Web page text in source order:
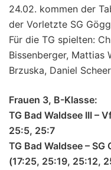
24.02. kommen der
der Vorletzte SG
Für die TG spielten:
Bissenberger, Mattias
Brzuska, Daniel
Frauen 3, B-Klasse:
TG Bad Waldsee III –
25:5, 25:7
TG Bad Waldsee –
(17:25, 25:19, 25:12,